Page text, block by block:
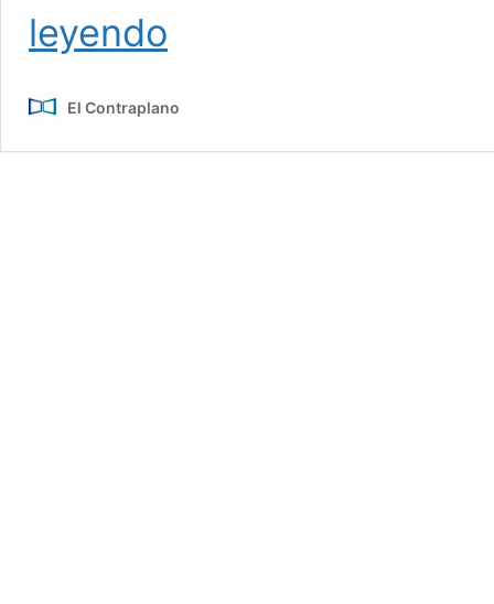
leyendo
relato
El Contraplano